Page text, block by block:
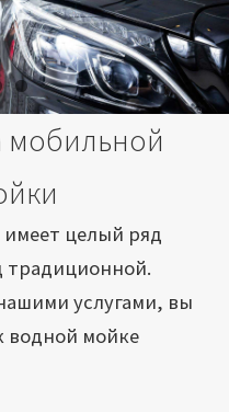
Химчистка салона
Подетальная химчистка
это работает
мобильной
целый ряд
традиционной.
услугами, вы
водной мойке